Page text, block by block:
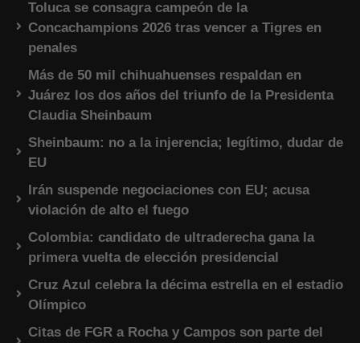
Toluca se consagra campeón de la
Concachampions 2026 tras vencer a Tigres en
penales
Más de 50 mil chihuahuenses respaldan en
Juárez los dos años del triunfo de la Presidenta
Claudia Sheinbaum
Sheinbaum: no a la injerencia; legítimo, dudar de
EU
Irán suspende negociaciones con EU; acusa
violación de alto el fuego
Colombia: candidato de ultraderecha gana la
primera vuelta de elección presidencial
Cruz Azul celebra la décima estrella en el estadio
Olímpico
Citas de FGR a Rocha y Campos son parte del